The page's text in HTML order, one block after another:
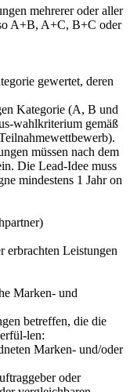
mehrerer oder aller
A+B, A+C, B+C oder
gewertet, deren
Kategorie (A, B und
wahlkriterium gemäß
müssen nach dem
Die Lead-Idee muss
mindestens 1 Jahr on
erbrachten Leistungen
Marken- und
betreffen, die die
len:
Marken- und/oder
oder